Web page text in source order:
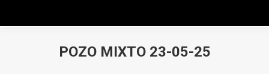
POZO MIXTO 23-05-25